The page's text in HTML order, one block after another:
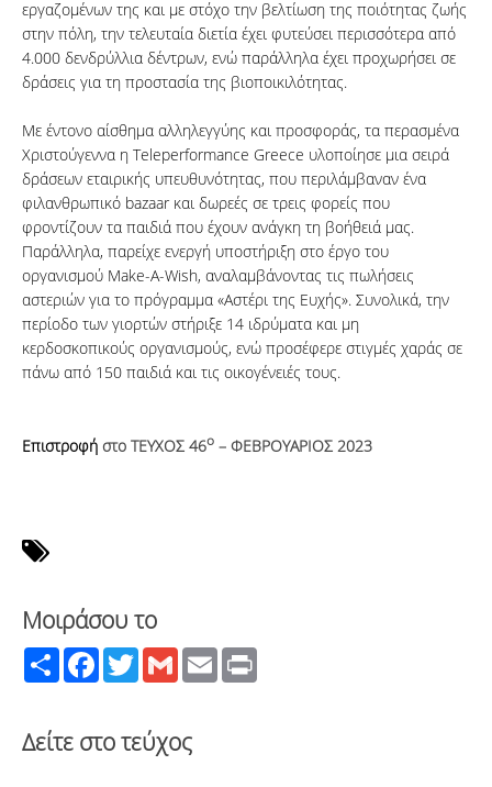
εργαζομένων της και με στόχο την βελτίωση της ποιότητας ζωής
στην πόλη, την τελευταία διετία έχει φυτεύσει περισσότερα από
4.000 δενδρύλλια δέντρων, ενώ παράλληλα έχει προχωρήσει σε
δράσεις για τη προστασία της βιοποικιλότητας.
Με έντονο αίσθημα αλληλεγγύης και προσφοράς, τα περασμένα
Χριστούγεννα η Teleperformance Greece υλοποίησε μια σειρά
δράσεων εταιρικής υπευθυνότητας, που περιλάμβαναν ένα
φιλανθρωπικό bazaar και δωρεές σε τρεις φορείς που
φροντίζουν τα παιδιά που έχουν ανάγκη τη βοήθειά μας.
Παράλληλα, παρείχε ενεργή υποστήριξη στο έργο του
οργανισμού Make-A-Wish, αναλαμβάνοντας τις πωλήσεις
αστεριών για το πρόγραμμα «Αστέρι της Ευχής». Συνολικά, την
περίοδο των γιορτών στήριξε 14 ιδρύματα και μη
κερδοσκοπικούς οργανισμούς, ενώ προσέφερε στιγμές χαράς σε
πάνω από 150 παιδιά και τις οικογένειές τους.
Επιστροφή στο ΤΕΥΧΟΣ 46ο – ΦΕΒΡΟΥΑΡΙΟΣ 2023
Μοιράσου το
Share FacebookTwitterGmail Email
Δείτε στο τεύχος